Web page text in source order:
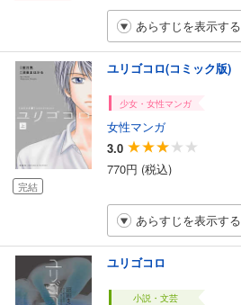
あらすじを表示する
完結
ユリゴコロ(コミック版)
少女・女性マンガ
女性マンガ
3.0
770円 (税込)
あらすじを表示する
ユリゴコロ
小説・文芸